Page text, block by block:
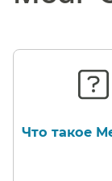
Что такое